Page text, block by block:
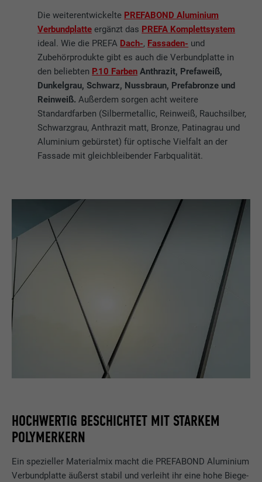
Die weiterentwickelte PREFABOND Aluminium
Verbundplatte ergänzt das PREFA Komplettsystem
ideal. Wie die PREFA Dach-, Fassaden- und
Zubehörprodukte gibt es auch die Verbundplatte in
den beliebten P.10 Farben Anthrazit, Prefaweiß,
Dunkelgrau, Schwarz, Nussbraun, Prefabronze und
Reinweiß. Außerdem sorgen acht weitere
Standardfarben (Silbermetallic, Reinweiß, Rauchsilber,
Schwarzgrau, Anthrazit matt, Bronze, Patinagrau und
Aluminium gebürstet) für optische Vielfalt an der
Fassade mit gleichbleibender Farbqualität.
HOCHWERTIG BESCHICHTET MIT STARKEM
POLYMERKERN
Ein spezieller Materialmix macht die PREFABOND Aluminium
Verbundplatte äußerst stabil und verleiht ihr eine hohe Biege-